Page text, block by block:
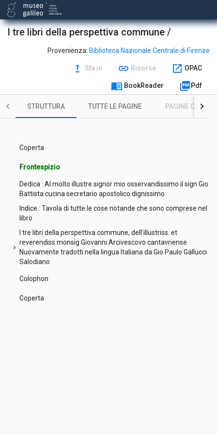
I tre libri della perspettiva commune /
Provenienza: Biblioteca Nazionale Centrale di Firenze
upgrade Sta in link Risorse open_in_new OPAC
menu_book BookReader picture_as_pdf Pdf
STRUTTURA TUTTE LE PAGINE PAGINE CON
Coperta
Frontespizio
Dedica : Al molto illustre signor mio osservandissimo il sign Gio
Battista cucina secretario apostolico dignissimo
Indice : Tavola di tutte le cose notande che sono comprese nel
libro
chevron_right
I tre libri della perspettiva commune, dell'illustriss. et
reverendiss monsig Giovanni Arcivescovo cantavriense
Nuovamente tradotti nella lingua Italiana da Gio Paulo Gallucci
Salodiano
Colophon
Coperta